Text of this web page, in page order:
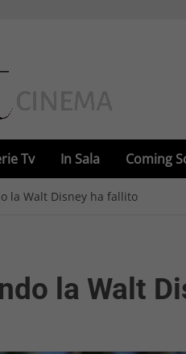
Tv In Sala Coming
la Walt Disney ha fallito
la Walt